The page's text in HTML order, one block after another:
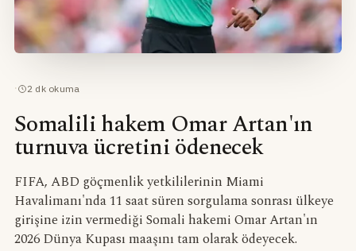
· 2 dk okuma
Somalili hakem Omar Artan'ın
turnuva ücretini ödenecek
FIFA, ABD göçmenlik yetkililerinin Miami
Havalimanı'nda 11 saat süren sorgulama sonrası ülkeye
girişine izin vermediği Somali hakemi Omar Artan'ın
2026 Dünya Kupası maaşını tam olarak ödeyecek.